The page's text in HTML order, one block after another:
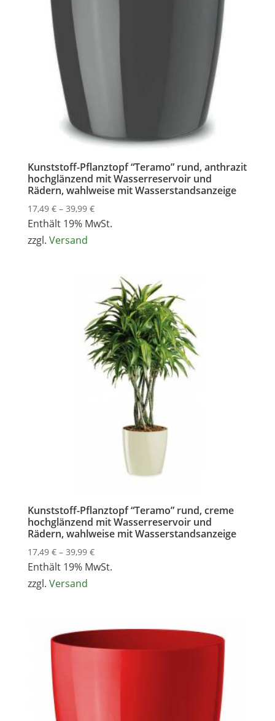
Kunststoff-Pflanztopf “Teramo” rund, anthrazit
hochglänzend mit Wasserreservoir und
Rädern, wahlweise mit Wasserstandsanzeige
17,49 € – 39,99 €Preisspanne:
17,49 €
Enthält 19% MwSt.
zzgl. Versand
Kunststoff-Pflanztopf “Teramo” rund, creme
hochglänzend mit Wasserreservoir und
Rädern, wahlweise mit Wasserstandsanzeige
17,49 € – 39,99 €Preisspanne:
17,49 €
Enthält 19% MwSt.
zzgl. Versand